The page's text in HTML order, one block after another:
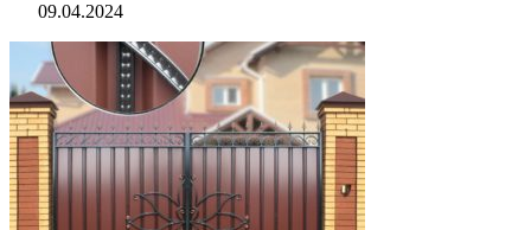
09.04.2024